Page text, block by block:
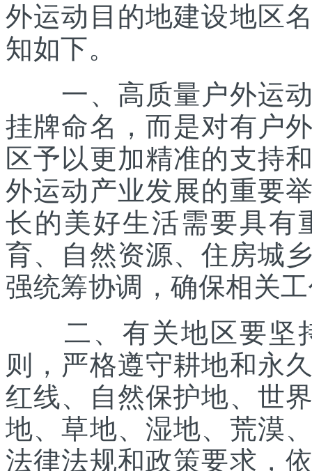
外运动目的地建设地区
知如下。
一、高质量户外运动
挂牌命名，而是对有户
区予以更加精准的支持
外运动产业发展的重要
长的美好生活需要具有
育、自然资源、住房城
强统筹协调，确保相关
二、有关地区要坚
则，严格遵守耕地和永
红线、自然保护地、世
地、草地、湿地、荒漠
法律法规和政策要求，